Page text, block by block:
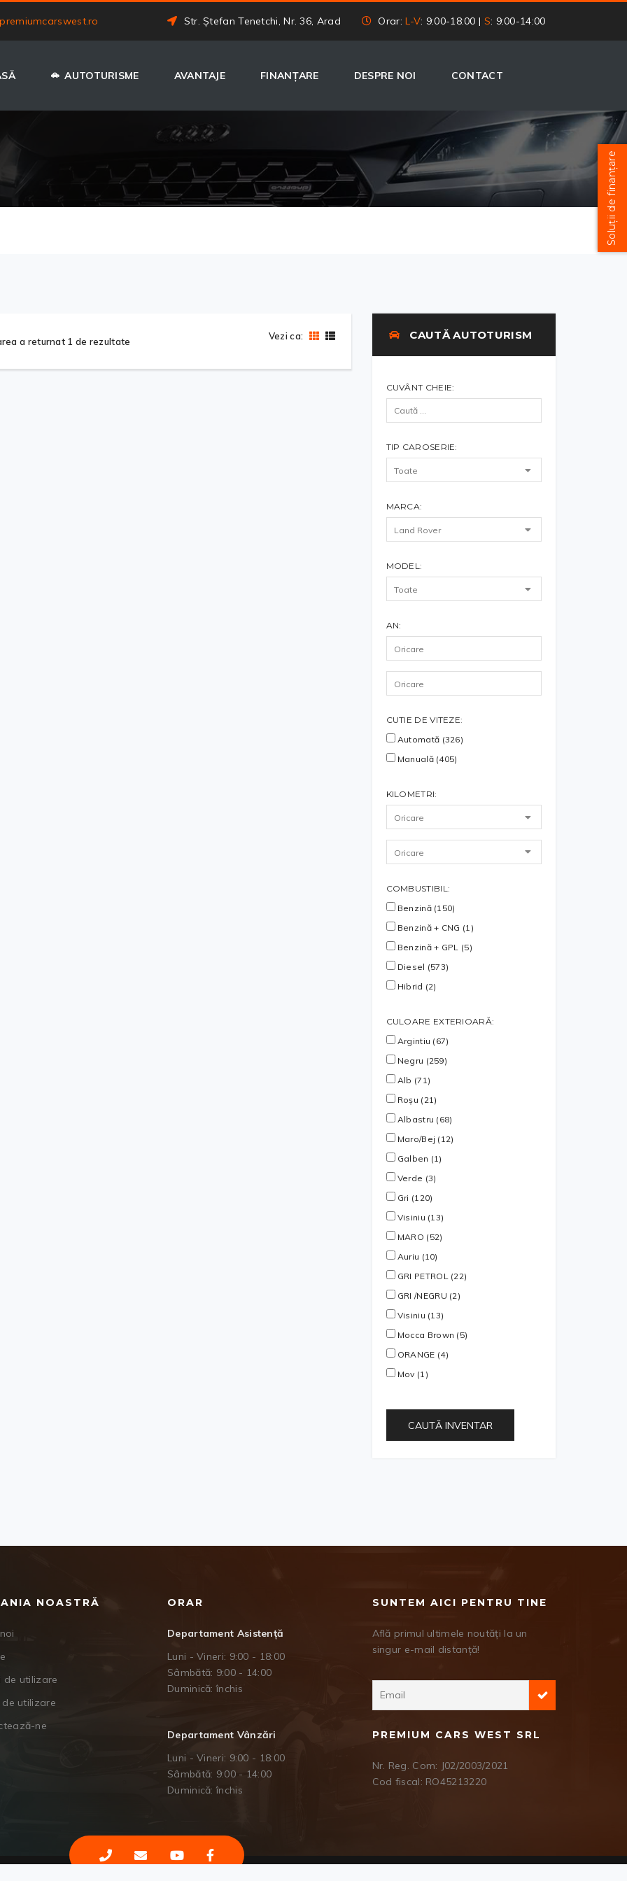
Str. Ștefan Tenetchi, Nr. 36, Arad Orar:L-V: 9:00-18:00 | S: 9:00-14:00
AUTOTURISME AVANTAJE FINANȚARE DESPRE NOI CONTACT
a returnat 1 de rezultate Vezi ca: CAUTĂ AUTOTURISM
CUVÂNT CHEIE:
TIP CAROSERIE:
MARCA:
MODEL:
AN:
CUTIE DE VITEZE:
Automată (326)
Manuală (405)
KILOMETRI:
COMBUSTIBIL:
Benzină (150)
Benzină + CNG (1)
Benzină + GPL (5)
Diesel (573)
Hibrid (2)
CULOARE EXTERIOARĂ:
Argintiu (67)
Negru (259)
Alb (71)
Roșu (21)
Albastru (68)
Maro/Bej (12)
Galben (1)
Verde (3)
Gri (120)
Visiniu (13)
MARO (52)
Auriu (10)
GRI PETROL (22)
GRI /NEGRU (2)
Visiniu (13)
Mocca Brown (5)
ORANGE (4)
Mov (1)
CAUTĂ INVENTAR
NOASTRĂ
de utilizare
de utilizare
ne
ORAR
Departament Asistență
Luni - Vineri: 9:00 - 18:00
Sâmbătă: 9:00 - 14:00
Duminică: închis
Departament Vânzări
Luni - Vineri: 9:00 - 18:00
Sâmbătă: 9:00 - 14:00
Duminică: închis
SUNTEM AICI PENTRU TINE
Află primul ultimele noutăți la un
singur e-mail distanță!
PREMIUM CARS WEST SRL
Nr. Reg. Com: J02/2003/2021
Cod fiscal: RO45213220
Soluții de finanțare